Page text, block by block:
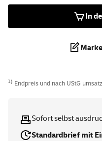
In
1) Endpreis und nach UStG
Sofort selbst
Standardbrief mit